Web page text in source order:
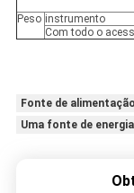
Peso instrumento
Com todo o
Fonte de
Uma fonte de